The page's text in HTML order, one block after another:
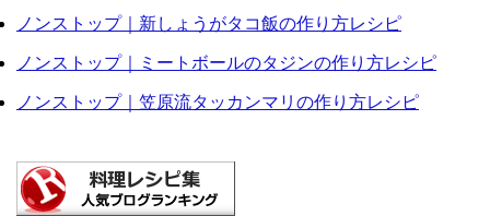
ノンストップ｜新しょうがタコ飯の作り方レシピ
ノンストップ｜ミートボールのタジンの作り方レシピ
ノンストップ｜笠原流タッカンマリの作り方レシピ